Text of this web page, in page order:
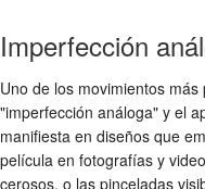
Imperfección
Uno de los movimientos
"imperfección análoga" y el
manifiesta en diseños que
película en fotografías y
cerosos, o las pinceladas